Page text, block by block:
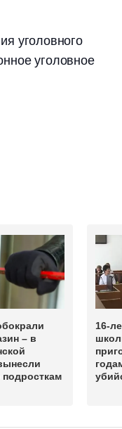
уголовного
уголовное
– в
подросткам
16-